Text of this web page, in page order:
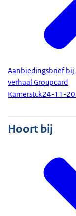
Aanbiedingsbrief bij
verhaal Groupcard
Kamerstuk24-11-
Hoort bij